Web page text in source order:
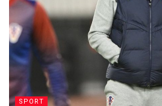
SPORT